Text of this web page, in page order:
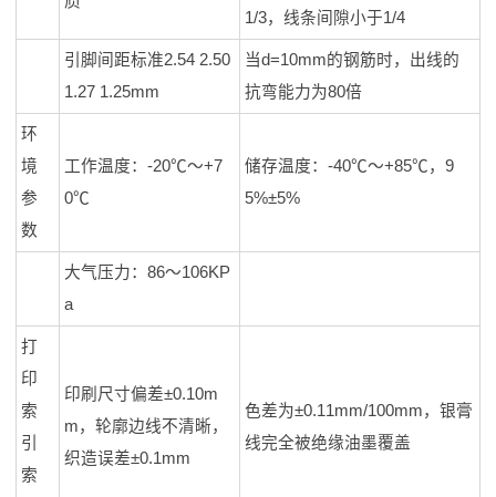
1/3，线条间隙小于1/4
引脚间距标准2.54 2.50
1.27 1.25mm
当d=10mm的钢筋时，出线的
抗弯能力为80倍
环
境
参
数
工作温度：-20℃～+7
0℃
储存温度：-40℃～+85℃，9
5%±5%
大气压力：86～106KP
a
打
印
索
引
索
印刷尺寸偏差±0.10m
m，轮廓边线不清晰，
织造误差±0.1mm
色差为±0.11mm/100mm，银膏
线完全被绝缘油墨覆盖